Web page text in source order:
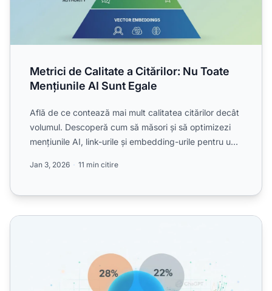
Metrici de Calitate a Citărilor: Nu Toate
Mențiunile AI Sunt Egale
Află de ce contează mai mult calitatea citărilor decât
volumul. Descoperă cum să măsori și să optimizezi
mențiunile AI, link-urile și embedding-urile pentru un
Jan 3, 2026 11 min citire
Analiza cotei de citare